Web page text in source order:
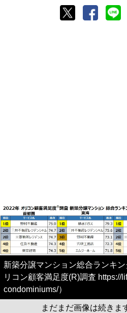
新築分譲マンション総合ランキ
リコン顧客満足度(R)調査 https://
condominiums/）
まだまだ画像は続きま